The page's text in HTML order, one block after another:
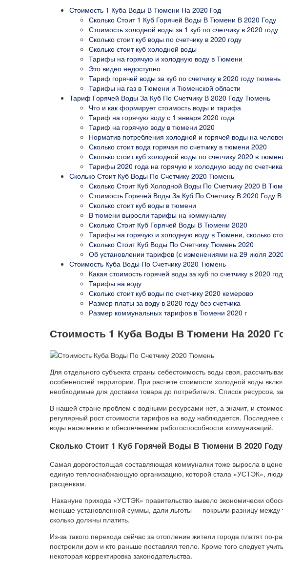
Стоимость 1 Куба Воды В Тюмени На 2020 Год
Сколько Стоит 1 Куб Горячей Воды В Тюмени В 2020 Году
Стоимость холодной воды за 1 куб по счетчику в 2020 году
Сколько стоит куб воды по счетчику в 2020 году
Сколько стоит куб холодной воды
Тарифы на горячую и холодную воду в Тюмени
Это видео недоступно
Тариф горячей воды за куб по счетчику в 2020 году тюмень
Тарифы на газ в Тюмени и Тюменской области
Тариф Горячей Воды За Куб По Счетчику В 2020 Году Тюмень
Что и как формирует стоимость воды и тарифа
Тариф на горячую воду с 1 января 2020 года
Тариф на горячую воду в тюмени 2020
Норматив потребления холодной и горячей воды на
Сколько стоит вода горячая по счетчику в тюмени 2020
Сколько стоит куб холодной воды по счетчику 2020 в
Тарифы 2020 года на горячую и холодную воду по
Сколько Стоит Куб Воды По Счетчику 2020 Тюмень
Сколько Стоит Куб Холодной Воды По Счетчику 2020 В
Стоимость Горячей Воды За Куб По Счетчику В 2020 Году
Сколько стоит куб воды в тюмени
В тюмени выросли тарифы на коммуналку
Сколько Стоит Куб Горячей Воды В Тюмени 2020
Тарифы на горячую и холодную воду в Тюмени, сколько
Сколько Стоит Куб Воды По Счетчику Тюмень 2020
Об установлении тарифов (с изменениями на 29 июля
Стоимость Куба Воды По Счетчику 2020 Тюмень
Какая стоимость горячей воды за куб по счетчику в 2020
Тарифы на воду
Сколько стоит куб воды по счетчику 2020 кемерово
Размер платы за воду в 2020 году без счетчика
Размер коммунальных тарифов в Тюмени 2020 г
Стоимость 1 Куба Воды В Тюмени На 2020
Для отдельного субъекта страны себестоимость воды своя,
особенностей территории. При расчете стоимости холодной воды
необходимые для доставки товара до потребителя. Список ресурсов,
В нашей стране проблем с водными ресурсами нет, а значит, и
регулярный рост стоимости тарифов на воду наблюдается. Последнее
воды населению и обеспечением работоспособности коммуникаций.
Сколько Стоит 1 Куб Горячей Воды В Тюмени В 2020 Году
Самая дорогостоящая составляющая коммуналки тоже выросла в
единую теплоснабжающую организацию, которой стала «УСТЭК»,
расценкам.
Накануне прихода «УСТЭК» правительство вывело экономически
меньше установленной суммы, дали льготы — покрыли разницу между
сколько должны платить.
Из-за такого перехода сейчас за отопление жители города платят по-
построили дом и кто раньше поставлял тепло. Кроме того следует
некоторая корректировка законодательства.